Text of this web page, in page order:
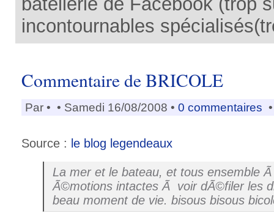
incontournables
Commentaire de BRICOLE
Par • • Samedi 16/08/2008 • 0 commentaires
Source : le blog legendeaux
La mer et le bateau, et tous ensemble
Ã©motions intactes Ã voir dÃ©filer les
beau moment de vie. bisous bisous